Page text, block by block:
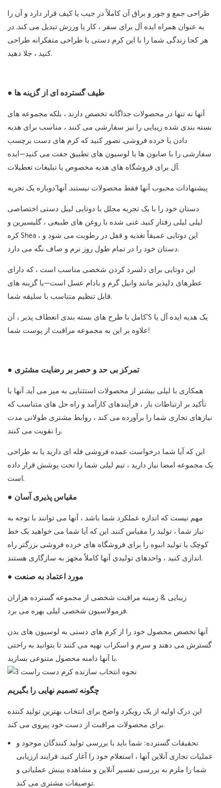
طراحی جمع و جور و براق آن کاملاً در جیب یا کیف قرار دارد و آن را
به عنوان همراه ایده آل برای سفر ، کار یا ورزش تبدیل می کند. در
هر کجا زندگی شما را با این کرم دستی با طراحی متفکرانه طراحی
کنید ، جلا دهید.
● طیف گسترده ای از گزینه ها
آنها نه تنها در محصولات جداگانه تخصص دارند ، بلکه مجموعه های
بسته بندی شده زیبایی را نیز سفارشی می کنند ، مناسب برای هدیه
دادن یا خرده فروشی. تصور کنید که کرم های دست برچسب
سفارشی را با صابون ها یا لوسیون های تطبیق جفت می کنید—ایده
آل برای فروشگاه های هدیه مخصوص یا تبلیغات تعطیلات.
پیشنهادات محبوب آنها فقط محصولات نیستند. آنها’دوباره یک تجربه
دستان خود را با یک تجربه مجلل با دوتایی لیبل دستی اختصاصی
لیلی لیلی رفتار کنید. غنی شده با روغن های طبیعی ، گلیسیرین و
کره Shea ، این دوتایی عمیقاً تغذیه و قفل در رطوبت می شود و
دستان خود را در تمام طول روز نرم و صاف نگه می دارد.
این دوتایی برای دلسرد کردن شخصی مناسب است ، که دارای
عطرهای دلپذیر مانند وانیل گرم و بادام عسل است—یا گزینه های
قابل تنظیم متناسب با سلیقه شما.
کامل با طرح های بسته بندی انعطاف پذیر ، آن’S یک هدیه ایده آل یا
علاوه بر این به مجموعه مراقبت از پوست شما!
● تمرکز بی حد و حصر بر رضایت مشتری
همکاری با لیلی بیشتر از محصولات استثنایی به میز می آید. آنها با
تأکید بر ارتباطات باز ، فرآیندهای کارآمد و راه حل های متناسب که
نیازهای تجاری شما را برآورده می کند ، روابط مشتری طولانی مدت
را تقویت می کنند.
این که آیا شما درخواست عمده فروشی فله ای دارید یا به طراحی
یک مجموعه امضا نیاز دارید ، تیم لیلی شما را تحت پوشش قرار داده
است.
● مقیاس پذیری آسان
مهم نیست که اندازه عملکرد شما باشد ، آنها می توانند با توجه به
نیاز شما ، تولید را مقیاس کنند. این که آیا شما می خواهید یک خط
کوچک یا تولید انبوه را برای فروشگاه های خرده فروشی بزرگتر راه
اندازی کنید ، واحدهای تولیدی آنها کاملاً مجهز به سازگاری هستند.
● مورد اعتماد به صنعت
زیبایی & زمینه مراقبت شخصی از مجموعه گسترده هزاران
فرمولاسیون شخصی لیلی بهره می برد.
آنها تخصص محصول خود را از کرم های دستی به لوسیون های بدن
گسترش می دهند و سرم و اسکراب تهیه می کنند تا بتوانید به راحتی
با آنها دامنه محصول متنوعی بسازید.
چگونه تصمیم نهایی را بگیریم
این درک اولیه از یک رویکرد واضح برای انتخاب بهترین تولید کننده
برای محصولات مراقبت از دست خود پیروی می کند.
تحقیقات گسترده: شما باید با بررسی تولید کنندگان موجود و
عملیات تجاری آنلاین آنها ، استعلام خود را آغاز کنید. فرایند ارزیابی
شما را ملزم به بررسی تفسیر آنلاین و مشاهده بینش عملیاتی و
توصیفات مشتری می کند.